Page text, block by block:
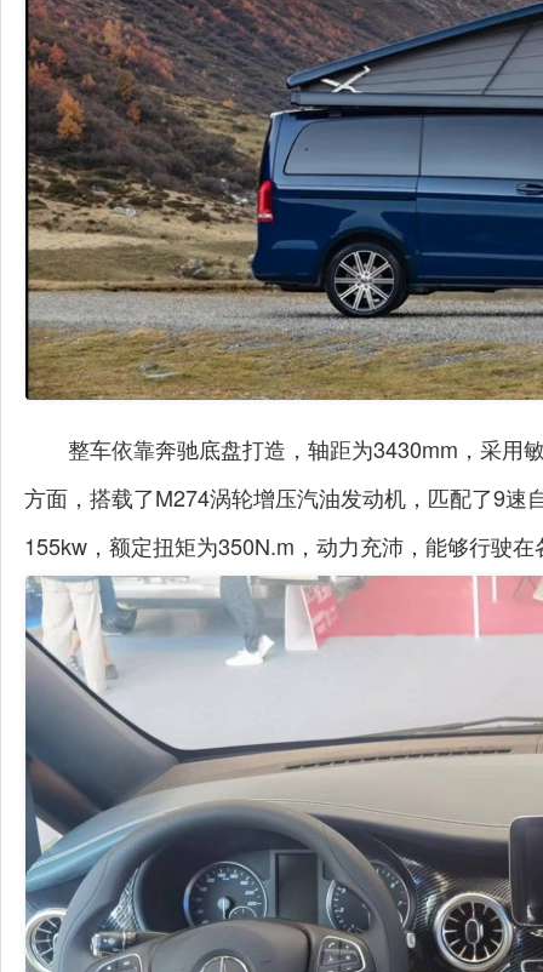
整车依靠奔驰底盘打造，轴距为3430mm，采用
方面，搭载了M274涡轮增压汽油发动机，匹配了9
155kw，额定扭矩为350N.m，动力充沛，能够行驶